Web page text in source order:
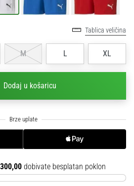
Tablica veličina
M L XL
Dodaj u košaricu
dobivate besplatan poklon